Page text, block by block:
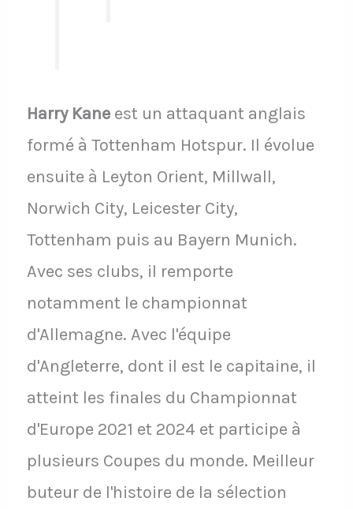
Harry Kaneest un attaquant anglais
formé à Tottenham Hotspur. Il évolue
ensuite à Leyton Orient, Millwall,
Norwich City, Leicester City,
Tottenham puis au Bayern Munich.
Avec ses clubs, il remporte
notamment le championnat
d'Allemagne. Avec l'équipe
d'Angleterre, dont il est le capitaine, il
atteint les finales du Championnat
d'Europe 2021 et 2024 et participe à
plusieurs Coupes du monde. Meilleur
buteur de l'histoire de la sélection